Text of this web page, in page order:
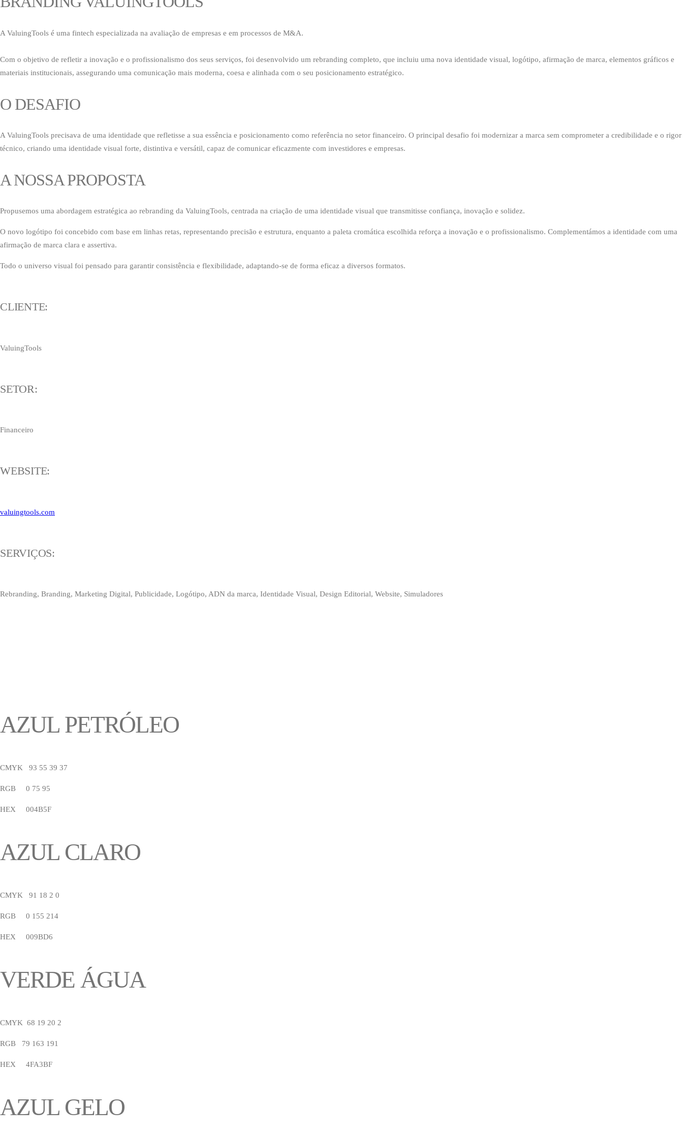
A ValuingTools é uma fintech especializada na avaliação de empresas e em processos de M&A.
Com o objetivo de refletir a inovação e o profissionalismo dos seus serviços, foi desenvolvido um rebranding completo, que incluiu uma nova identidade visual, logótipo, afirmação de marca, elementos gráficos e
materiais institucionais, assegurando uma comunicação mais moderna, coesa e alinhada com o seu posicionamento estratégico.
O DESAFIO
A ValuingTools precisava de uma identidade que refletisse a sua essência e posicionamento como referência no setor financeiro. O principal desafio foi modernizar a marca sem comprometer a credibilidade e o rigor
técnico, criando uma identidade visual forte, distintiva e versátil, capaz de comunicar eficazmente com investidores e empresas.
A NOSSA PROPOSTA
Propusemos uma abordagem estratégica ao rebranding da ValuingTools, centrada na criação de uma identidade visual que transmitisse confiança, inovação e solidez.
O novo logótipo foi concebido com base em linhas retas, representando precisão e estrutura, enquanto a paleta cromática escolhida reforça a inovação e o profissionalismo. Complementámos a identidade com uma
afirmação de marca clara e assertiva.
Todo o universo visual foi pensado para garantir consistência e flexibilidade, adaptando-se de forma eficaz a diversos formatos.
CLIENTE:
ValuingTools
SETOR:
Financeiro
WEBSITE:
valuingtools.com
SERVIÇOS:
Rebranding, Branding, Marketing Digital, Publicidade, Logótipo, ADN da marca, Identidade Visual, Design Editorial, Website, Simuladores
AZUL PETRÓLEO
CMYK 93 55 39 37
RGB 0 75 95
HEX 004B5F
AZUL CLARO
CMYK 91 18 2 0
RGB 0 155 214
HEX 009BD6
VERDE ÁGUA
CMYK 68 19 20 2
RGB 79 163 191
HEX 4FA3BF
AZUL GELO